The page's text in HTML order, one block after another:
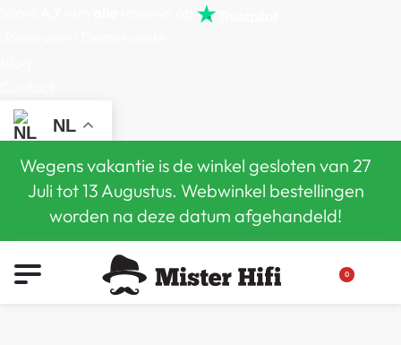
NL
Wegens vakantie is de winkel gesloten van 27
Juli tot 13 Augustus. Webwinkel bestellingen
worden na deze datum afgehandeld!
0